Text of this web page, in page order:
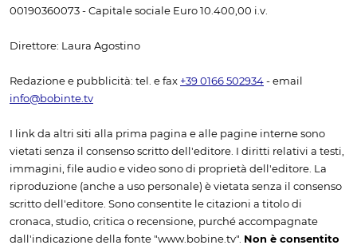
00190360073 - Capitale sociale Euro 10.400,00 i.v.
Direttore: Laura Agostino
Redazione e pubblicità: tel. e fax +39 0166 502934 - email
info@bobinte.tv
I link da altri siti alla prima pagina e alle pagine interne sono
vietati senza il consenso scritto dell'editore. I diritti relativi a testi,
immagini, file audio e video sono di proprietà dell'editore. La
riproduzione (anche a uso personale) è vietata senza il consenso
scritto dell'editore. Sono consentite le citazioni a titolo di
cronaca, studio, critica o recensione, purché accompagnate
dall'indicazione della fonte "www.bobine.tv". Non è consentito